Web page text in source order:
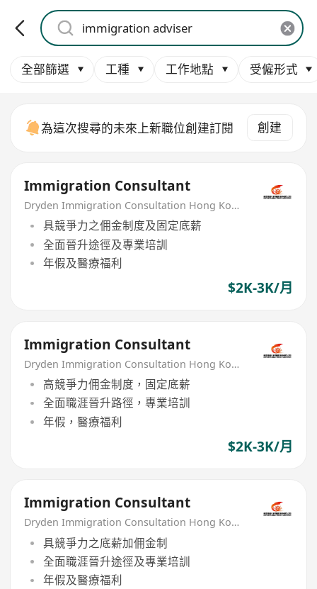
全部篩選 工種 工作地點 受僱形式
為這次搜尋的未來上新職位創建訂閱 創建
Immigration Consultant
Dryden Immigration Consultation Hong Kong Limited
具競爭力之佣金制度及固定底薪
全面晉升途徑及專業培訓
年假及醫療福利
$2K-3K/月
Immigration Consultant
Dryden Immigration Consultation Hong Kong Limited
高競爭力佣金制度，固定底薪
全面職涯晉升路徑，專業培訓
年假，醫療福利
$2K-3K/月
Immigration Consultant
Dryden Immigration Consultation Hong Kong Limited
具競爭力之底薪加佣金制
全面職涯晉升途徑及專業培訓
年假及醫療福利